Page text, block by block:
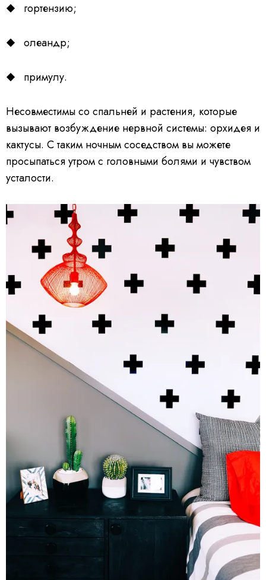
гортензию;
олеандр;
примулу.
Несовместимы со спальней и растения, которые
вызывают возбуждение нервной системы: орхидея и
кактусы. С таким ночным соседством вы можете
просыпаться утром с головными болями и чувством
усталости.